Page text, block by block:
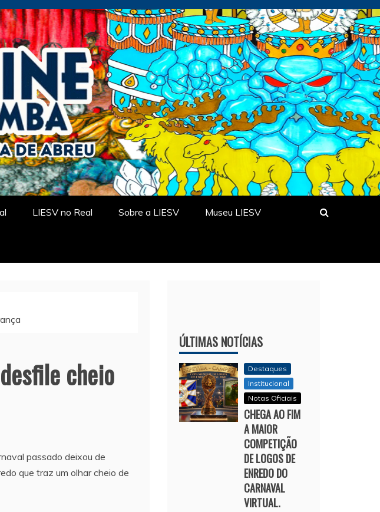
LIESV no Real Sobre a LIESV Museu LIESV
cheio
passado deixou de
que traz um olhar cheio de
ÚLTIMAS NOTÍCIAS
Destaques
Institucional
Notas Oficiais
CHEGA AO FIM
A MAIOR
COMPETIÇÃO
DE LOGOS DE
ENREDO DO
CARNAVAL
VIRTUAL.